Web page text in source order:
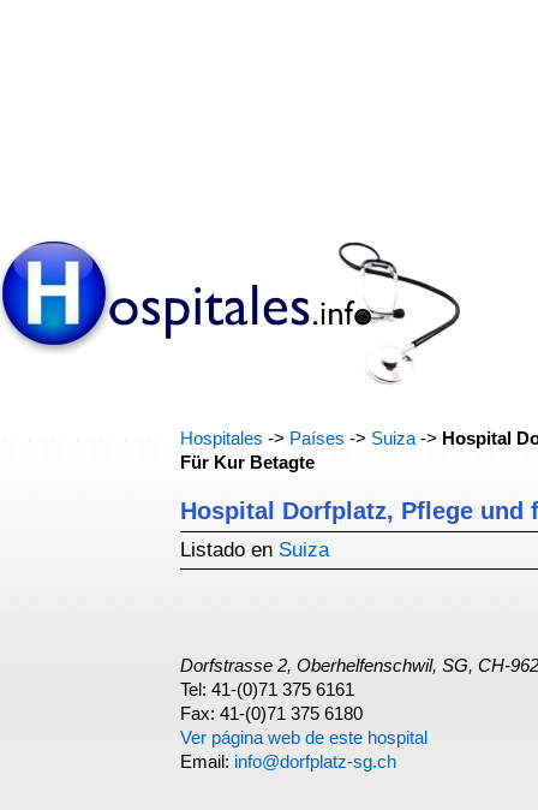
Hospitales -> Países -> Suiza -> Hospital
Für Kur Betagte
Hospital Dorfplatz, Pflege und
Listado en Suiza
Dorfstrasse 2, Oberhelfenschwil, SG, CH-
Tel: 41-(0)71 375 6161
Fax: 41-(0)71 375 6180
Ver página web de este hospital
Email: info@dorfplatz-sg.ch